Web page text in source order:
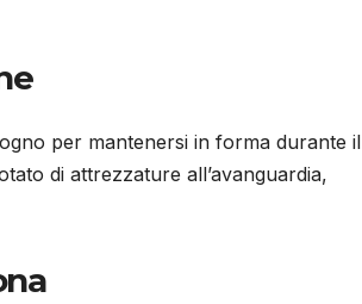
per mantenersi in forma durante il
di attrezzature all’avanguardia,